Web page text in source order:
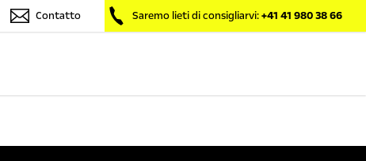
Contatto Saremo lieti di consigliarvi:+41 41 980 38 66